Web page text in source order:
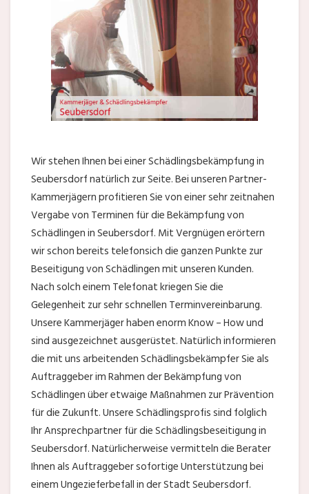
Wir stehen Ihnen bei einer Schädlingsbekämpfung in
Seubersdorf natürlich zur Seite. Bei unseren Partner-
Kammerjägern profitieren Sie von einer sehr zeitnahen
Vergabe von Terminen für die Bekämpfung von
Schädlingen in Seubersdorf. Mit Vergnügen erörtern
wir schon bereits telefonsich die ganzen Punkte zur
Beseitigung von Schädlingen mit unseren Kunden.
Nach solch einem Telefonat kriegen Sie die
Gelegenheit zur sehr schnellen Terminvereinbarung.
Unsere Kammerjäger haben enorm Know – How und
sind ausgezeichnet ausgerüstet. Natürlich informieren
die mit uns arbeitenden Schädlingsbekämpfer Sie als
Auftraggeber im Rahmen der Bekämpfung von
Schädlingen über etwaige Maßnahmen zur Prävention
für die Zukunft. Unsere Schädlingsprofis sind folglich
Ihr Ansprechpartner für die Schädlingsbeseitigung in
Seubersdorf. Natürlicherweise vermitteln die Berater
Ihnen als Auftraggeber sofortige Unterstützung bei
einem Ungezieferbefall in der Stadt Seubersdorf.